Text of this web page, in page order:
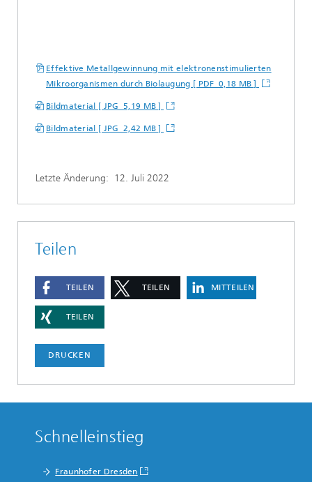
Effektive Metallgewinnung mit elektronenstimulierten
Mikroorganismen durch Biolaugung [ PDF 0,18 MB ]
Bildmaterial [ JPG 5,19 MB ]
Bildmaterial [ JPG 2,42 MB ]
Letzte Änderung: 12. Juli 2022
Teilen
TEILEN TEILEN MITTEILEN
TEILEN
DRUCKEN
Schnelleinstieg
Fraunhofer Dresden